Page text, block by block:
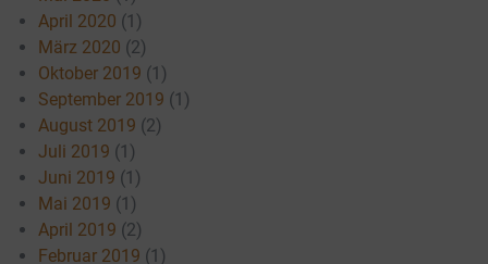
April 2020 (1)
März 2020 (2)
Oktober 2019 (1)
September 2019 (1)
August 2019 (2)
Juli 2019 (1)
Juni 2019 (1)
Mai 2019 (1)
April 2019 (2)
Februar 2019 (1)